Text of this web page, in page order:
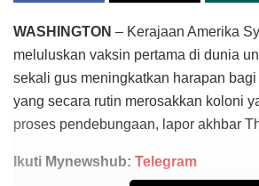
WASHINGTON – Kerajaan Amerika
meluluskan vaksin pertama di dunia
sekali gus meningkatkan harapan
yang secara rutin merosakkan koloni
proses pendebungaan, lapor akhbar
Ikuti Mynewshub: Telegram